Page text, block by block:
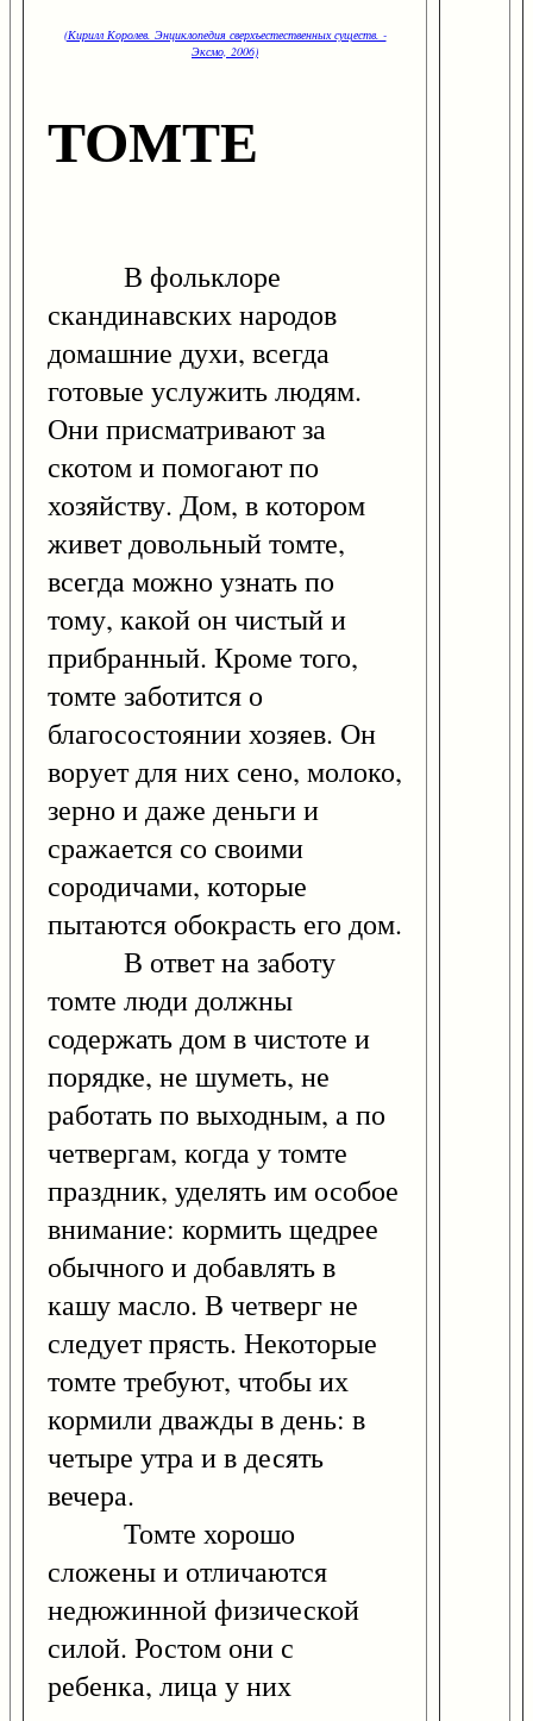
(Кирилл Королев. Энциклопедия сверхъестественных существ. -
Эксмо, 2006)
ТОМТЕ
В фольклоре
скандинавских народов
домашние духи, всегда
готовые услужить людям.
Они присматривают за
скотом и помогают по
хозяйству. Дом, в котором
живет довольный томте,
всегда можно узнать по
тому, какой он чистый и
прибранный. Кроме того,
томте заботится о
благосостоянии хозяев. Он
ворует для них сено, молоко,
зерно и даже деньги и
сражается со своими
сородичами, которые
пытаются обокрасть его дом.
В ответ на заботу
томте люди должны
содержать дом в чистоте и
порядке, не шуметь, не
работать по выходным, а по
четвергам, когда у томте
праздник, уделять им особое
внимание: кормить щедрее
обычного и добавлять в
кашу масло. В четверг не
следует прясть. Некоторые
томте требуют, чтобы их
кормили дважды в день: в
четыре утра и в десять
вечера.
Томте хорошо
сложены и отличаются
недюжинной физической
силой. Ростом они с
ребенка, лица у них